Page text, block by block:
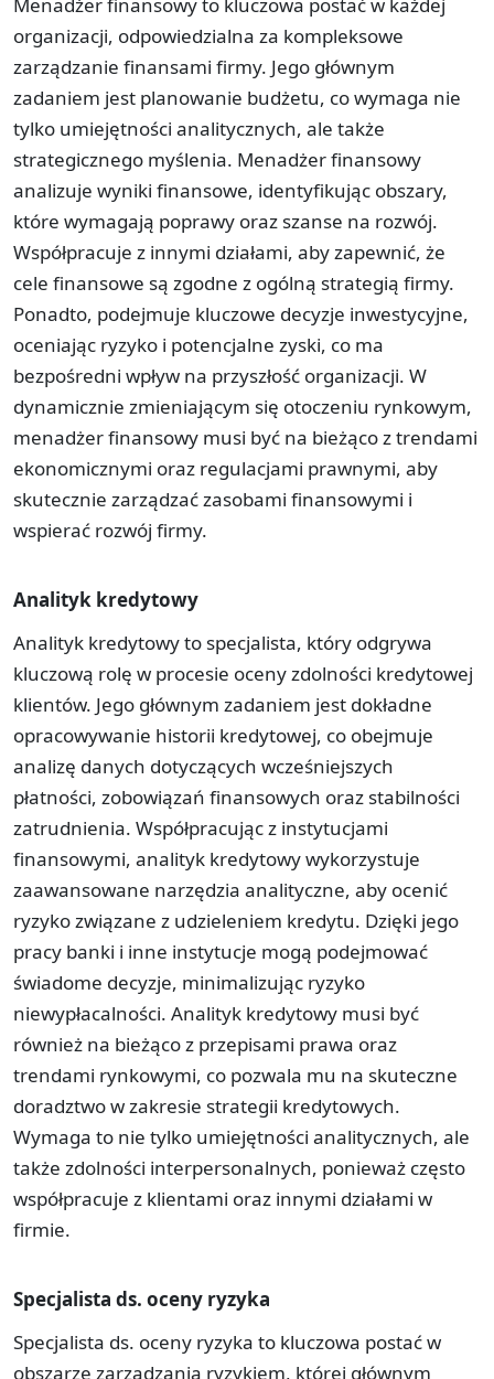
organizacji, odpowiedzialna za kompleksowe
zarządzanie finansami firmy. Jego głównym
zadaniem jest planowanie budżetu, co wymaga nie
tylko umiejętności analitycznych, ale także
strategicznego myślenia. Menadżer finansowy
analizuje wyniki finansowe, identyfikując obszary,
które wymagają poprawy oraz szanse na rozwój.
Współpracuje z innymi działami, aby zapewnić, że
cele finansowe są zgodne z ogólną strategią firmy.
Ponadto, podejmuje kluczowe decyzje inwestycyjne,
oceniając ryzyko i potencjalne zyski, co ma
bezpośredni wpływ na przyszłość organizacji. W
dynamicznie zmieniającym się otoczeniu rynkowym,
menadżer finansowy musi być na bieżąco z trendami
ekonomicznymi oraz regulacjami prawnymi, aby
skutecznie zarządzać zasobami finansowymi i
wspierać rozwój firmy.
Analityk kredytowy
Analityk kredytowy to specjalista, który odgrywa
kluczową rolę w procesie oceny zdolności kredytowej
klientów. Jego głównym zadaniem jest dokładne
opracowywanie historii kredytowej, co obejmuje
analizę danych dotyczących wcześniejszych
płatności, zobowiązań finansowych oraz stabilności
zatrudnienia. Współpracując z instytucjami
finansowymi, analityk kredytowy wykorzystuje
zaawansowane narzędzia analityczne, aby ocenić
ryzyko związane z udzieleniem kredytu. Dzięki jego
pracy banki i inne instytucje mogą podejmować
świadome decyzje, minimalizując ryzyko
niewypłacalności. Analityk kredytowy musi być
również na bieżąco z przepisami prawa oraz
trendami rynkowymi, co pozwala mu na skuteczne
doradztwo w zakresie strategii kredytowych.
Wymaga to nie tylko umiejętności analitycznych, ale
także zdolności interpersonalnych, ponieważ często
współpracuje z klientami oraz innymi działami w
firmie.
Specjalista ds. oceny ryzyka
Specjalista ds. oceny ryzyka to kluczowa postać w
obszarze zarządzania ryzykiem, której głównym